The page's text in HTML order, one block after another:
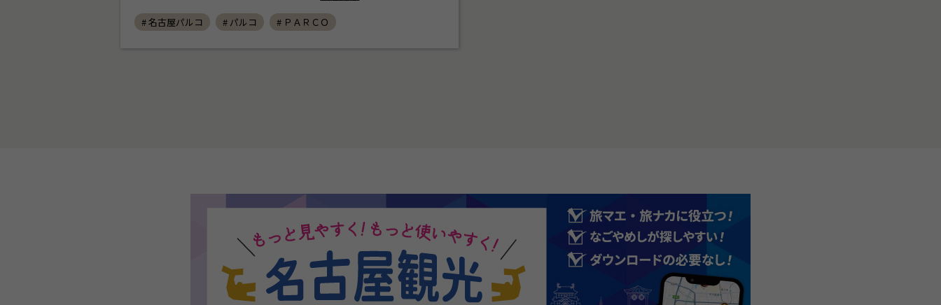
# 名古屋パルコ # パルコ # ＰＡＲＣＯ